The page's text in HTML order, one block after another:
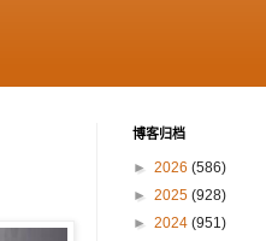
博客归档
► 2026 (586)
► 2025 (928)
► 2024 (951)